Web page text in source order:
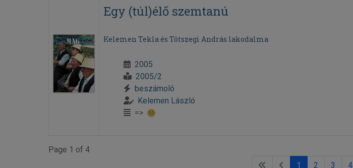
Egy (túl)élő szemtanú
Kelemen Tekla és Tötszegi András lakodalma
2005
2005/2
beszámoló
Kelemen László
=>
Page 1 of 4
1
2 3 4